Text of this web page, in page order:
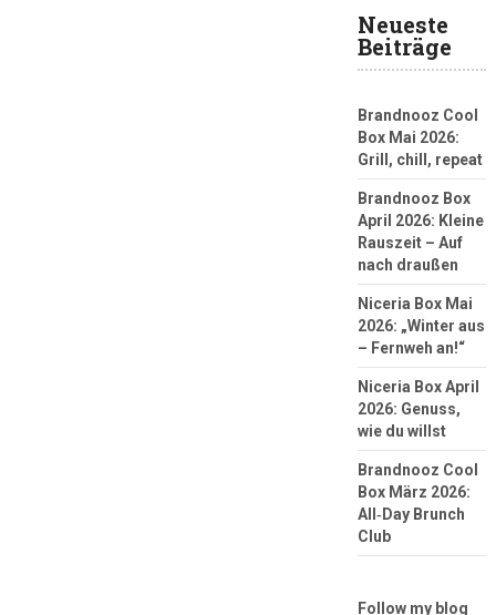
Neueste
Beiträge
Brandnooz Cool
Box Mai 2026:
Grill, chill, repeat
Brandnooz Box
April 2026: Kleine
Rauszeit – Auf
nach draußen
Niceria Box Mai
2026: „Winter aus
– Fernweh an!“
Niceria Box April
2026: Genuss,
wie du willst
Brandnooz Cool
Box März 2026:
All‑Day Brunch
Club
Follow my blog